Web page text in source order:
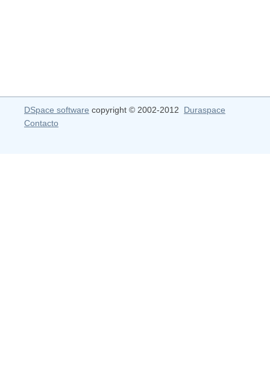
DSpace software copyright © 2002-2012 Duraspace
Contacto